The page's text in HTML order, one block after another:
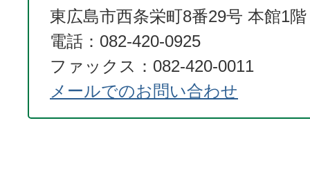
東広島市西条栄町8番29号 本館1階
電話：082-420-0925
ファックス：082-420-0011
メールでのお問い合わせ